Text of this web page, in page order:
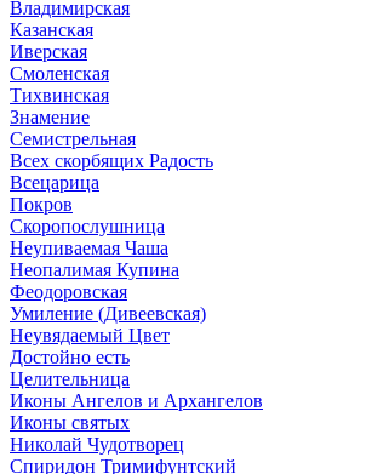
Владимирская
Казанская
Иверская
Смоленская
Тихвинская
Знамение
Семистрельная
Всех скорбящих Радость
Всецарица
Покров
Скоропослушница
Неупиваемая Чаша
Неопалимая Купина
Феодоровская
Умиление (Дивеевская)
Неувядаемый Цвет
Достойно есть
Целительница
Иконы Ангелов и Архангелов
Иконы святых
Николай Чудотворец
Спиридон Тримифунтский